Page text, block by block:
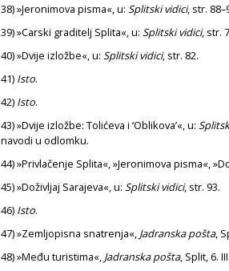
38)»Jeronimova pisma«, u: Splitski vidici, str.
39)»Carski graditelj Splita«, u: Splitski vidici, str.
40)»Dvije izložbe«, u: Splitski vidici, str. 82.
41) Isto.
42) Isto.
43)»Dvije izložbe: Tolićeva i ‘Oblikova’«, u:
navodi u odlomku.
44)»Privlačenje Splita«, »Jeronimova pisma«,
45)»Doživljaj Sarajeva«, u: Splitski vidici, str. 93.
46) Isto.
47)»Zemljopisna snatrenja«, Jadranska pošta,
48)»Među turistima«, Jadranska pošta, Split, 6.